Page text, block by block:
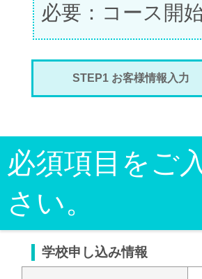
必要：コース開
STEP1 お客様情報入力
必須項目をご
さい。
学校申し込み情報